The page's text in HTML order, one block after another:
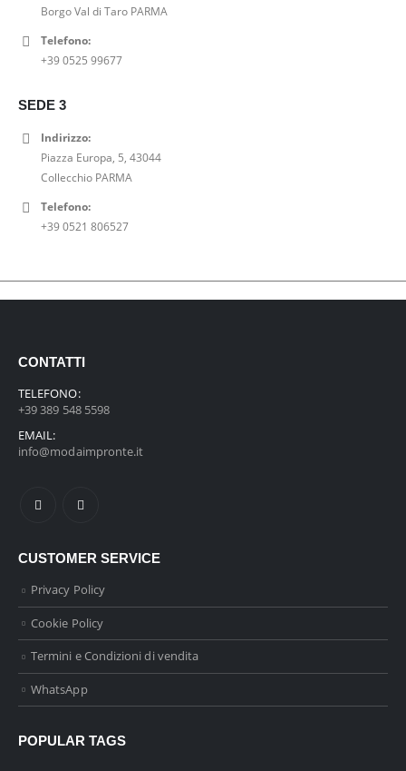
Borgo Val di Taro PARMA
Telefono:
+39 0525 99677
SEDE 3
Indirizzo:
Piazza Europa, 5, 43044
Collecchio PARMA
Telefono:
+39 0521 806527
CONTATTI
TELEFONO:
+39 389 548 5598
EMAIL:
info@modaimpronte.it
CUSTOMER SERVICE
Privacy Policy
Cookie Policy
Termini e Condizioni di vendita
WhatsApp
POPULAR TAGS